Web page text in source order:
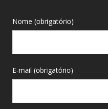
Nome (obrigatório)
E-mail (obrigatório)